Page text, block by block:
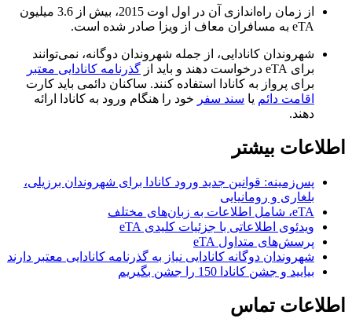
از زمان راه‌اندازی آن در اول اوت 2015، بیش از 3.6 میلیون
eTA به مسافران معاف از ویزا صادر شده است.
شهروندان کانادایی، از جمله شهروندان دوگانه، نمی‌توانند
برای eTA درخواست دهند و باید از
گذرنامه کانادایی معتبر
برای پرواز به کانادا استفاده کنند. ساکنان دائمی باید کارت
اقامت دائم یا سند سفر خود را هنگام ورود به کانادا ارائه
دهند.
اطلاعات بیشتر
پس‌زمینه: قوانین جدید ورود کانادا برای شهروندان برزیلی،
بلغاری و رومانیایی
eTA، شامل اطلاعات به زبان‌های مختلف
ویدئوی اطلاعاتی با جزئیات کلیدی eTA
پرسش‌های متداول eTA
شهروندان دوگانه کانادایی نیاز به گذرنامه کانادایی معتبر دارند
بیایید و جشن کانادا 150 را جشن بگیریم
اطلاعات تماس